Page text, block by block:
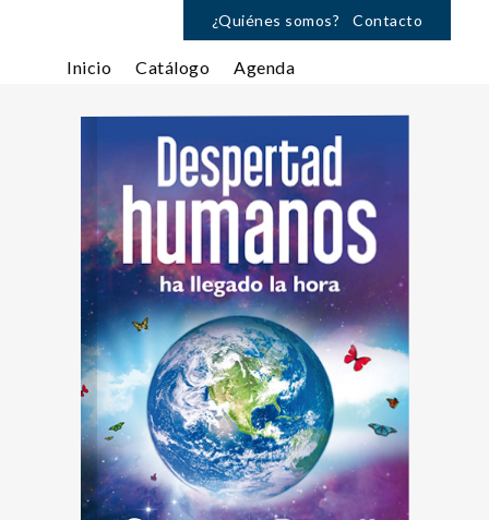
¿Quiénes somos? Contacto
Inicio Catálogo Agenda